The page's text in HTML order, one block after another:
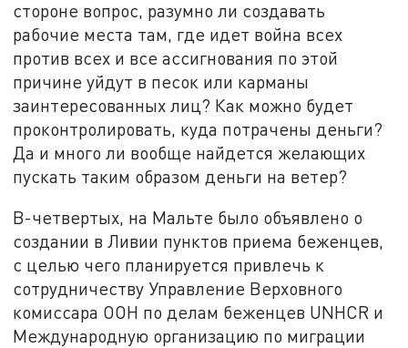
стороне вопрос, разумно ли создавать
рабочие места там, где идет война всех
против всех и все ассигнования по этой
причине уйдут в песок или карманы
заинтересованных лиц? Как можно будет
проконтролировать, куда потрачены деньги?
Да и много ли вообще найдется желающих
пускать таким образом деньги на ветер?
В-четвертых, на Мальте было объявлено о
создании в Ливии пунктов приема беженцев,
с целью чего планируется привлечь к
сотрудничеству Управление Верховного
комиссара ООН по делам беженцев UNHCR и
Международную организацию по миграции